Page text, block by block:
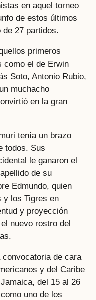
en aquel torneo
de estos últimos
de 27 partidos.
primeros
como el de Erwin
Soto, Antonio Rubio,
muchacho
en la gran
tenía un brazo
todos. Sus
le ganaron el
de su
Edmundo, quien
y los Tigres en
y proyección
nuevo rostro del
de cara
y del Caribe
del 15 al 26
uno de los